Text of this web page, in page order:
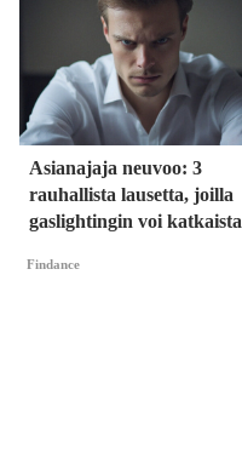
Asianajaja neuvoo: 3
rauhallista lausetta, joilla
gaslightingin voi katkaista
Findance